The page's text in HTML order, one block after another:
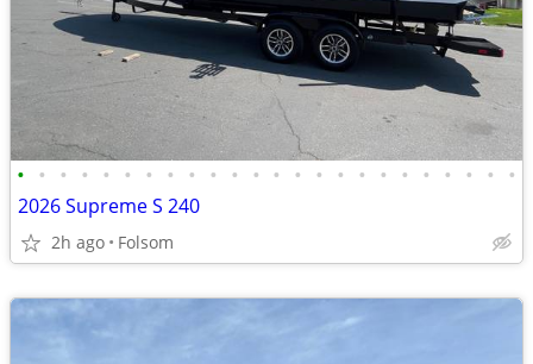
• • • • • • • • • • • • • • • • • • • • • • • •
2026 Supreme S 240
2h ago Folsom